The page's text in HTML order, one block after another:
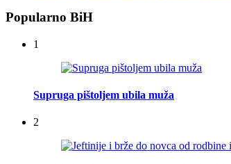
Popularno BiH
1
Supruga pištoljem ubila muža
2